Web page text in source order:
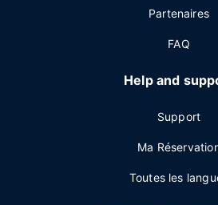
Partenaires
FAQ
Help and
Support
Ma
Toutes les